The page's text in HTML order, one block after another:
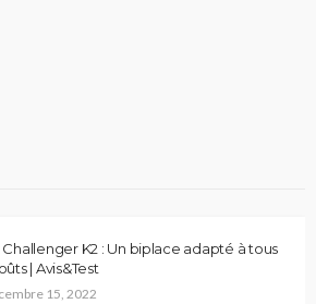
Challenger K2 : Un biplace adapté à tous
| Avis&Test
15, 2022